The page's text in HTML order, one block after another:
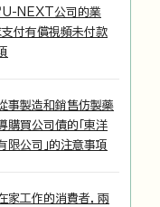
U-NEXT公司的業
支付有償視頻未付款
事製造和銷售仿製藥
購買公司債的「東洋
限公司」的注意事項
家工作的消費者，兩